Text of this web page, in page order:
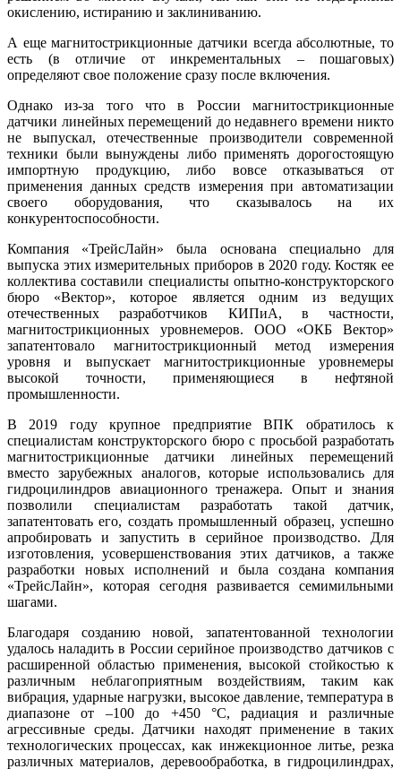
окислению, истиранию и заклиниванию.
А еще магнитострикционные датчики всегда абсолютные, то
есть (в отличие от инкрементальных – пошаговых)
определяют свое положение сразу после включения.
Однако из-за того что в России магнитострикционные
датчики линейных перемещений до недавнего времени никто
не выпускал, отечественные производители современной
техники бы­ли вынуждены ли­бо применять дорогостоящую
импортную продукцию, ли­бо вовсе отказываться от
применения данных средств измерения при автоматизации
своего оборудования, что сказывалось на их
конкурентоспособности.
Компания «ТрейсЛайн» бы­ла основана специально для
выпуска этих измерительных приборов в 2020 го­ду. Костяк ее
коллектива составили специалисты опытно-конструкторского
бю­ро «Вектор», которое является одним из ведущих
отечественных разработчиков ­КИПиА, в частности,
магнитострикционных уровнемеров. ООО «ОКБ Вектор»
запатентовало магнитострикционный метод измерения
уровня и выпускает магнитострикционные уровнемеры
высокой точности, применяющиеся в нефтяной
промышленности.
В 2019 году крупное предприятие ВПК обратилось к
специалистам конструкторского бю­ро с просьбой разработать
магнитострикционные датчики линейных перемещений
вместо зарубежных аналогов, которые использовались для
гидроцилиндров авиационного тренажера. Опыт и знания
позволили специалистам разработать такой датчик,
запатентовать его, создать промышленный образец, успешно
апробировать и запустить в серийное производство. Для
изготовления, усовершенствования этих датчиков, а также
разработки новых исполнений и бы­ла создана компания
«Трейс­Лайн», которая сегодня развивается семимильными
шагами.
Благодаря созданию новой, запатентованной технологии
удалось наладить в России серийное производство датчиков с
расширенной областью применения, высокой стойкостью к
различным неблагоприятным воздействиям, таким как
вибрация, ударные нагрузки, высокое давление, температура в
диапазоне от –100 до +450 °C, радиация и различные
агрессивные среды. Датчики находят применение в таких
технологических процессах, как инжекционное литье, резка
различных материалов, деревообработка, в гидроцилиндрах,